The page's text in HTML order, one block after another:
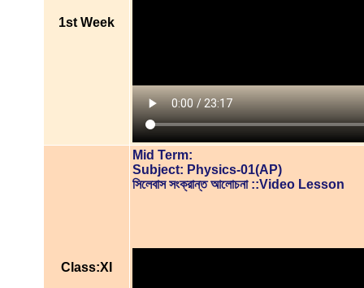
1st Week
Class:XI
Mid Term:
Subject: Physics-01(AP)
সিলেবাস সংক্রান্ত আলোচনা ::Video Lesson